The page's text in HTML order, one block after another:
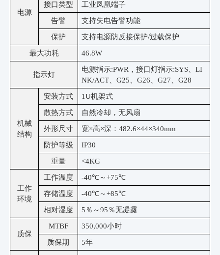
电源
接口类型 工业凤凰端子
告警 支持失电告警功能
保护 支持电源防反接保护/过载保护
最大功耗 46.8W
指示灯
电源指示:PWR，接口灯指示:SYS、LI
NK/ACT、G25、G26、G27、G28
机械
结构
安装方式 1U机架式
散热方式 自然冷却，无风扇
外形尺寸 宽×高×深：482.6×44×340mm
防护等级 IP30
重量 <4KG
工作
环境
工作温度 -40℃～+75℃
存储温度 -40℃～+85℃
相对湿度 5％～95％无凝露
质保
MTBF 350,000小时
质保期 5年